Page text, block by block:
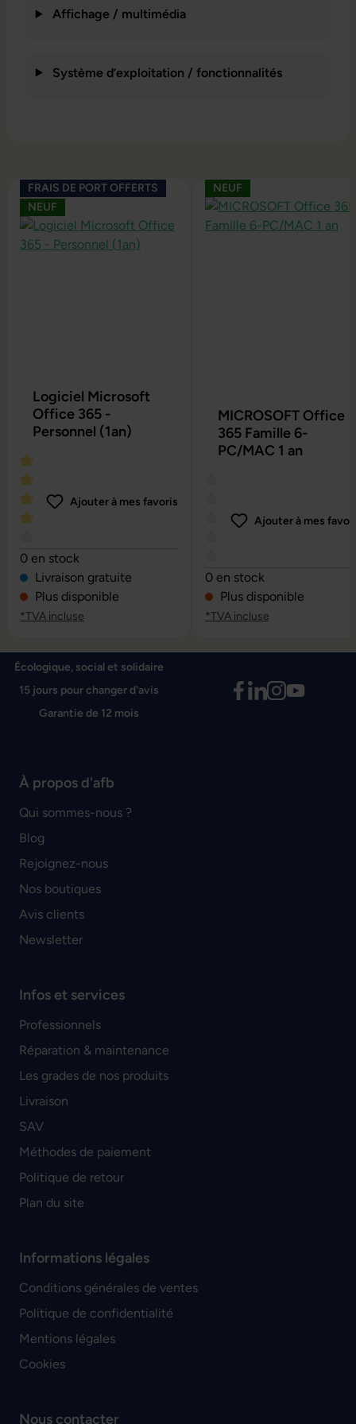
Affichage / multimédia
Système d’exploitation / fonctionnalités
Ignorer la galerie de produits
FRAIS DE PORT OFFERTS
NEUF
Logiciel Microsoft
Office 365 -
Personnel (1an)
Note moyenne de 4 sur 5 étoiles
Ajouter à mes favoris
0 en stock
Livraison gratuite
Plus disponible
*TVA incluse
NEUF
MICROSOFT Office
365 Famille 6-
PC/MAC 1 an
Note moyenne de 0 sur 5
Ajouter à mes
0 en stock
Plus disponible
*TVA incluse
Écologique, social et solidaire
15 jours pour changer d'avis
Garantie de 12 mois
À propos d'afb
Qui sommes-nous ?
Blog
Rejoignez-nous
Nos boutiques
Avis clients
Newsletter
Infos et services
Professionnels
Réparation & maintenance
Les grades de nos produits
Livraison
SAV
Méthodes de paiement
Politique de retour
Plan du site
Informations légales
Conditions générales de ventes
Politique de confidentialité
Mentions légales
Cookies
Nous contacter